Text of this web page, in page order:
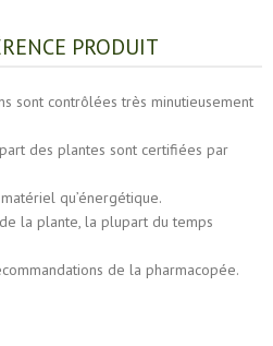
PRODUIT
sont contrôlées très minutieusement
des plantes sont certifiées par
qu’énergétique.
la plante, la plupart du temps
de la pharmacopée.